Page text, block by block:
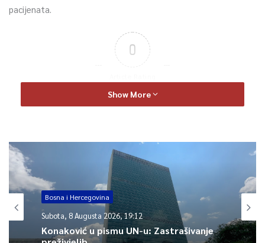
pacijenata.
0
Show More
Bosna i Hercegovina
Subota, 8 Augusta 2026, 19:12
Bosna i Hercegovina
Subota, 8 Augusta 2026, 19:11